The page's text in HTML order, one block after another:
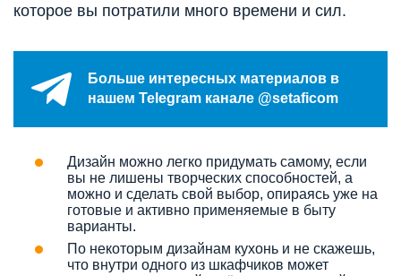
которое вы потратили много времени и сил.
Больше интересных материалов в
нашем Telegram канале @setaficom
Дизайн можно легко придумать самому, если
вы не лишены творческих способностей, а
можно и сделать свой выбор, опираясь уже на
готовые и активно применяемые в быту
варианты.
По некоторым дизайнам кухонь и не скажешь,
что внутри одного из шкафчиков может